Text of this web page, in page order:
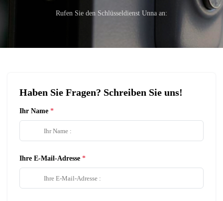
Rufen Sie den Schlüsseldienst Unna an:
Haben Sie Fragen? Schreiben Sie uns!
Ihr Name
Ihre E-Mail-Adresse